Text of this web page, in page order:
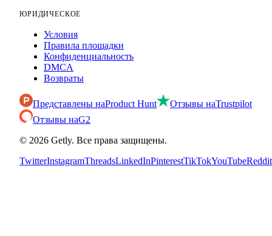
ЮРИДИЧЕСКОЕ
Условия
Правила площадки
Конфиденциальность
DMCA
Возвраты
Представлены наProduct Hunt Отзывы наTrustpilot
Отзывы наG2
© 2026 Getly. Все права защищены.
TwitterInstagramThreadsLinkedInPinterestTikTokYouTubeReddit